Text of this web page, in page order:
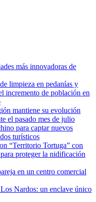
más innovadoras de
limpieza en pedanías y
incremento de población en
mantiene su evolución
el pasado mes de julio
para captar nuevos
turísticos
“Territorio Tortuga” con
proteger la nidificación
en un centro comercial
Nardos: un enclave único